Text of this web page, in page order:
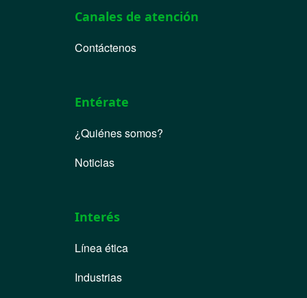
Canales de atención
Contáctenos
Entérate
¿Quiénes somos?
Noticias
Interés
Línea ética
Industrias